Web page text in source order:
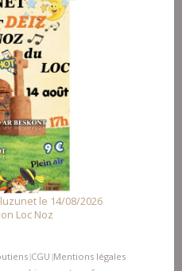
le 14/08/2026
Loc Noz
|CGU |Mentions légales